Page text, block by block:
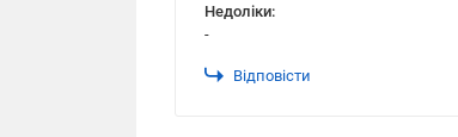
Недоліки:
-
Відповісти